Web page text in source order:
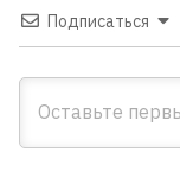
Подписаться